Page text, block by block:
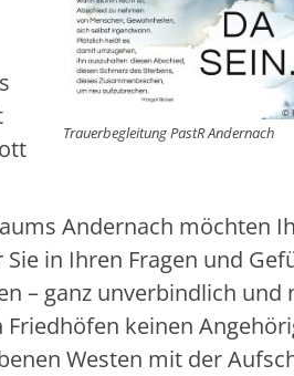
©
Trauerbegleitung PastR Andernach
Andernach möchten
in Ihren Fragen und
– ganz unverbindlich und
keinen
Westen mit der